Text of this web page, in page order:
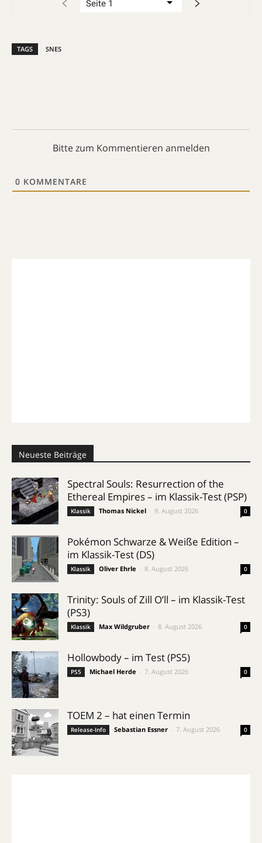
TAGS SNES
Bitte zum Kommentieren anmelden
0 KOMMENTARE
Neueste Beiträge
Spectral Souls: Resurrection of the
Ethereal Empires – im Klassik-Test (PSP)
Klassik Thomas Nickel 9. August 2026 0
Pokémon Schwarze & Weiße Edition –
im Klassik-Test (DS)
Klassik Oliver Ehrle 8. August 2026 0
Trinity: Souls of Zill O’ll – im Klassik-Test
(PS3)
Klassik Max Wildgruber 8. August 2026 0
Hollowbody – im Test (PS5)
PS5 Michael Herde 7. August 2026 0
TOEM 2 – hat einen Termin
Release-Info Sebastian Essner 7. August 2026 0